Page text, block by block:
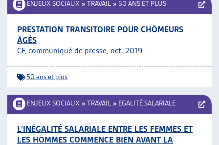
ENJEUX SOCIAUX » TRAVAIL » 50 ANS ET PLUS
PRESTATION TRANSITOIRE POUR CHÔMEURS
ÂGÉS
CF, communiqué de presse, oct. 2019
50 ans et plus
ENJEUX SOCIAUX » TRAVAIL » EGALITÉ SALARIALE
L’INÉGALITÉ SALARIALE ENTRE LES FEMMES ET
LES HOMMES COMMENCE BIEN AVANT LA